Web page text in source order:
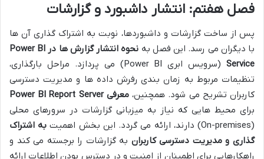
فصل هفتم: انتشار داشبورد و گزارشات
پس از ساخت گزارشات و داشبوردها، نوبت به اشتراک گذاری آن ها
با دیگران می رسد. این فصل به
نحوه انتشار گزارش ها در Power BI
Service
(سرویس ابری Power BI) می پردازد. مراحل بارگذاری،
تنظیمات مربوط به زمان بندی رفرش داده ها و مدیریت دسترسی
کاربران تشریح می شود. همچنین،معرفی Power BI Report Server
برای محیط هایی که نیاز به میزبانی گزارشات در سرورهای محلی
(On-premises) دارند، ارائه می گردد. این بخش اهمیت
به اشتراک
گذاری و مدیریت دسترسی کاربران به گزارشات را برجسته می کند و
راهکارهایی برای اطمینان از امنیت و در دسترس بودن اطلاعات ارائه